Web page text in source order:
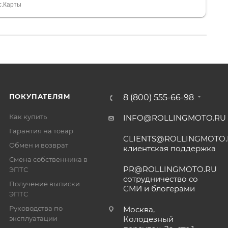
Дмитрию, за клиентоориентированность и
ПОКУПАТЕЛЯМ
Как купить
Гарантия на товар
Обмен и возврат
Смена собственника в
ЭПТС
Получение выписки
ЭПТС
Руководства по
эксплуатации
8 (800) 555-66-98
INFO@ROLLINGMOTO.RU
клиентская поддержка
PR@ROLLINGMOTO.RU
сотрудничество со
СМИ и блогерами
Москва,
Колодезный